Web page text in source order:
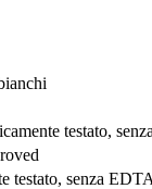
testato,
testato, senza